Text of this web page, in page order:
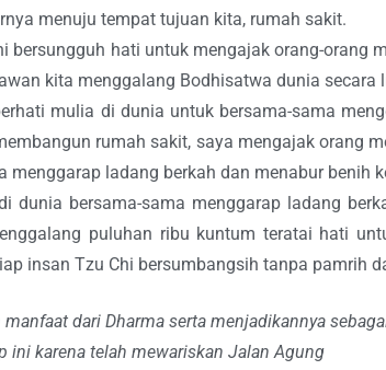
menuju tempat tujuan kita, rumah sakit.
bersungguh hati untuk mengajak orang-
kita menggalang Bodhisatwa dunia secara
mulia di dunia untuk bersama-sama
rumah sakit, saya mengajak orang
menggarap ladang berkah dan menabur benih
dunia bersama-sama menggarap ladang
puluhan ribu kuntum teratai hati
insan Tzu Chi bersumbangsih tanpa pamrih
dari Dharma serta menjadikannya
ini karena telah mewariskan Jalan Agung